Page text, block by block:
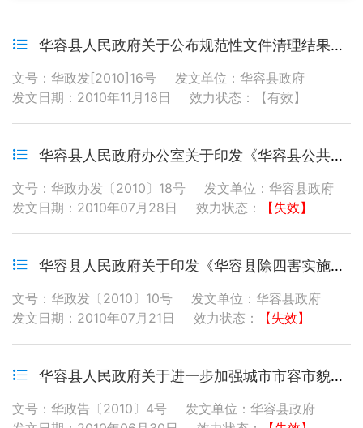
华容县人民政府关于公布规范性文件清理结果的通知
文号：华政发[2010]16号
发文单位：华容县政府
发文日期：2010年11月18日
效力状态：【有效】
华容县人民政府办公室关于印发《华容县公共场所禁止吸烟的规定》的通知
文号：华政办发〔2010〕18号
发文单位：华容县政府
发文日期：2010年07月28日
效力状态： 【失效】
华容县人民政府关于印发《华容县除四害实施办法》的通知
文号：华政发〔2010〕10号
发文单位：华容县政府
发文日期：2010年07月21日
效力状态： 【失效】
华容县人民政府关于进一步加强城市市容市貌和交通秩序管理的通告
文号：华政告〔2010〕4号
发文单位：华容县政府